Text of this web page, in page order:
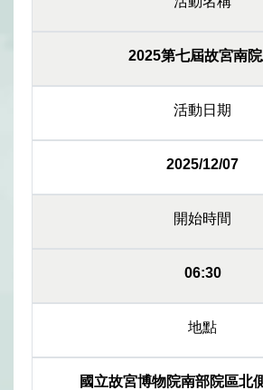
2025第七屆故宮南
活動日期
2025/12/07
開始時間
06:30
地點
國立故宮博物院南部院區北